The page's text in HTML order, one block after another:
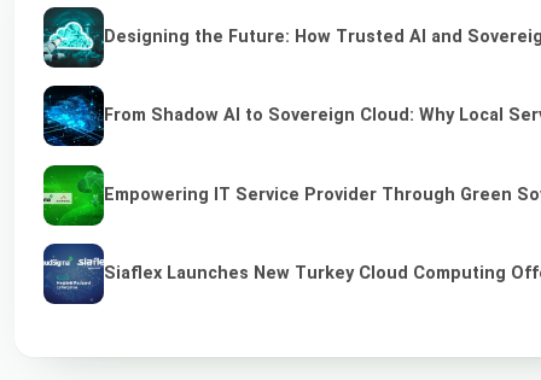
Designing the Future: How Trusted AI and
From Shadow AI to Sovereign Cloud: Why Local
Empowering IT Service Provider Through Green
Siaflex Launches New Turkey Cloud Computing